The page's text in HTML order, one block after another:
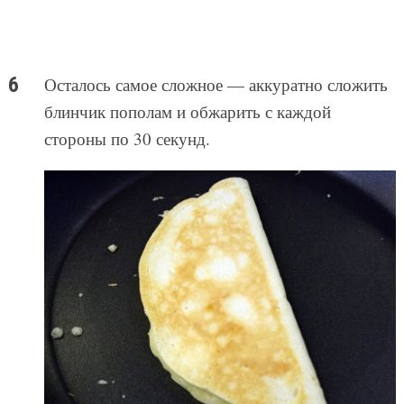
Осталось самое сложное — аккуратно сложить
блинчик пополам и обжарить с каждой
стороны по 30 секунд.